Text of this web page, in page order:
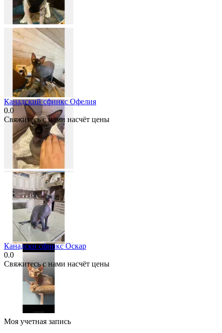
Канадский сфинкс Офелия
0.0
Свяжитесь с нами насчёт цены
Канадски сфинкс Оскар
0.0
Свяжитесь с нами насчёт цены
Моя учетная запись